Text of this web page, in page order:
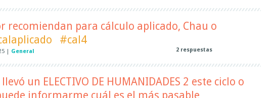
recomiendan para cálculo aplicado, Chau o
#cal4
General 2 respuestas
un ELECTIVO DE HUMANIDADES 2 este ciclo o
informarme cuál es el más pasable